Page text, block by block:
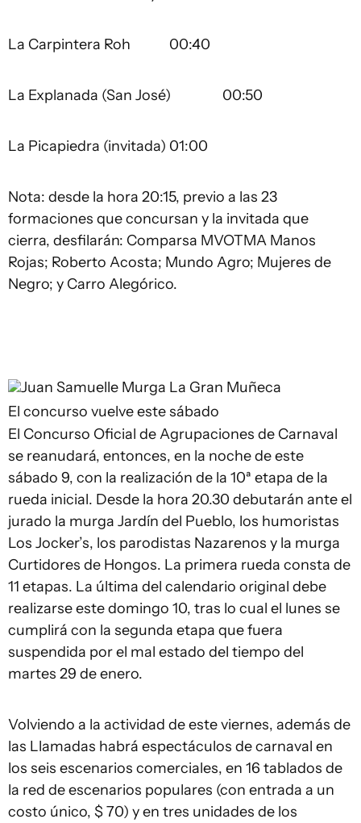
La Carpintera Roh 00:40
La Explanada (San José) 00:50
La Picapiedra (invitada) 01:00
Nota: desde la hora 20:15, previo a las 23
formaciones que concursan y la invitada que
cierra, desfilarán: Comparsa MVOTMA Manos
Rojas; Roberto Acosta; Mundo Agro; Mujeres de
Negro; y Carro Alegórico.
Juan Samuelle Murga La Gran Muñeca
El concurso vuelve este sábado
El Concurso Oficial de Agrupaciones de Carnaval
se reanudará, entonces, en la noche de este
sábado 9, con la realización de la 10ª etapa de la
rueda inicial. Desde la hora 20.30 debutarán ante el
jurado la murga Jardín del Pueblo, los humoristas
Los Jocker’s, los parodistas Nazarenos y la murga
Curtidores de Hongos. La primera rueda consta de
11 etapas. La última del calendario original debe
realizarse este domingo 10, tras lo cual el lunes se
cumplirá con la segunda etapa que fuera
suspendida por el mal estado del tiempo del
martes 29 de enero.
Volviendo a la actividad de este viernes, además de
las Llamadas habrá espectáculos de carnaval en
los seis escenarios comerciales, en 16 tablados de
la red de escenarios populares (con entrada a un
costo único, $ 70) y en tres unidades de los